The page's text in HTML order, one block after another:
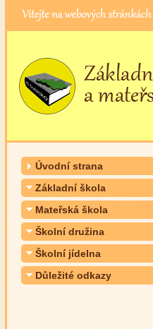
Úvodní strana
Základní škola
Mateřská škola
Školní družina
Školní jídelna
Důležité odkazy